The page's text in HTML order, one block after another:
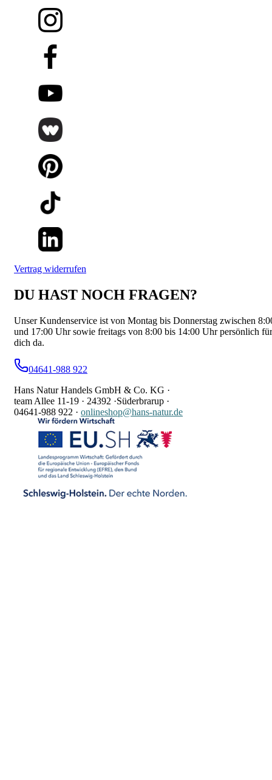
Vertrag widerrufen
DU HAST NOCH FRAGEN?
Unser Kundenservice ist von Montag bis Donnerstag zwischen
und 17:00 Uhr sowie freitags von 8:00 bis 14:00 Uhr persönlich für
dich da.
04641-988 922
Hans Natur Handels GmbH & Co. KG ·
team Allee 11-19 · 24392 ·Süderbrarup ·
04641-988 922 · onlineshop@hans-natur.de